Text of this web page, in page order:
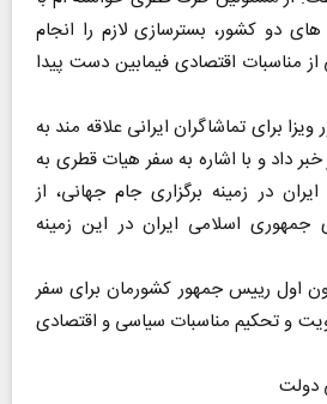
دو کشور، بسترسازی لازم را انجام
مناسبات اقتصادی فیمابین دست پیدا
برای تماشاگران ایرانی علاقه مند به
داد و با اشاره به سفر هیات قطری به
در زمینه برگزاری جام جهانی، از
جمهوری اسلامی ایران در این زمینه
اول رییس جمهور کشورمان برای سفر
و تحکیم مناسبات سیاسی و اقتصادی
دولت